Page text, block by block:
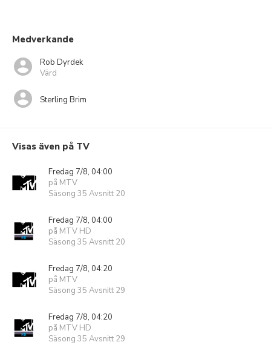
Medverkande
Rob Dyrdek
Värd
Sterling Brim
Visas även på TV
Fredag 7/8, 04:00
på MTV
Säsong 35 Avsnitt 20
Fredag 7/8, 04:00
på MTV HD
Säsong 35 Avsnitt 20
Fredag 7/8, 04:20
på MTV
Säsong 35 Avsnitt 29
Fredag 7/8, 04:20
på MTV HD
Säsong 35 Avsnitt 29